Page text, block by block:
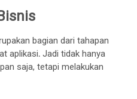
bagian dari tahapan
aplikasi. Jadi tidak hanya
saja, tetapi melakukan